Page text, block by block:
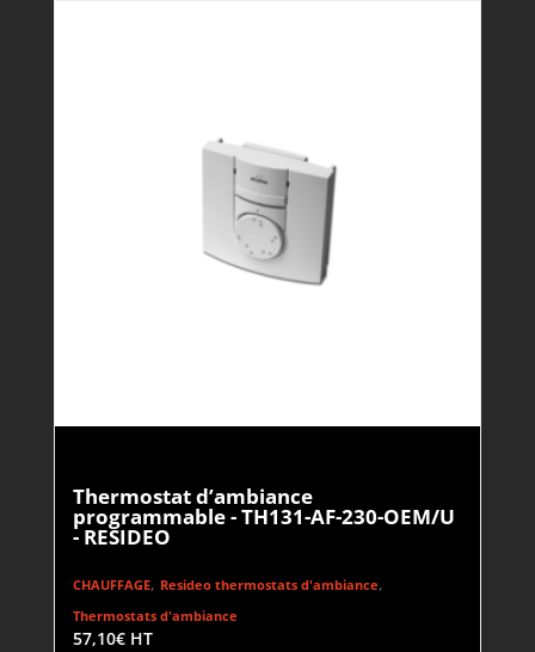
Thermostat d’ambiance
programmable - TH131-AF-230-OEM/U
- RESIDEO
CHAUFFAGE, Resideo thermostats d'ambiance,
Thermostats d'ambiance
57,10€ HT